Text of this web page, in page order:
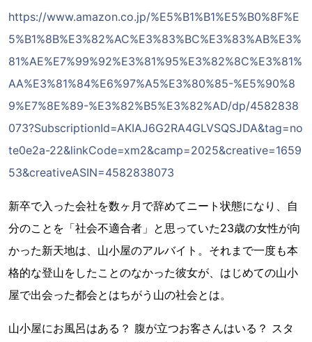
https://www.amazon.co.jp/%E5%B1%B1%E5%B0%8F%E
5%B1%8B%E3%82%AC%E3%83%BC%E3%83%AB%E3%
81%AE%E7%99%92%E3%81%95%E3%82%8C%E3%81%
AA%E3%81%84%E6%97%A5%E3%80%85-%E5%90%8
9%E7%8E%89-%E3%82%B5%E3%82%AD/dp/4582838
073?SubscriptionId=AKIAJ6G2RA4GLVSQSJDA&tag=no
te0e2a-22&linkCode=xm2&camp=2025&creative=1659
53&creativeASIN=4582838073
新卒で入った会社を数ヶ月で辞めてニート状態になり、自
分のことを「社会不適合者」と思っていた23歳の女性が向
かった新天地は、山小屋のアルバイト。それまで一度も本
格的な登山をしたことのなかった彼女が、はじめての山小
屋で出会った都会とはちがう山の社会とは。
山小屋にお風呂はある？ 腹が立つお客さんはいる？ スタ